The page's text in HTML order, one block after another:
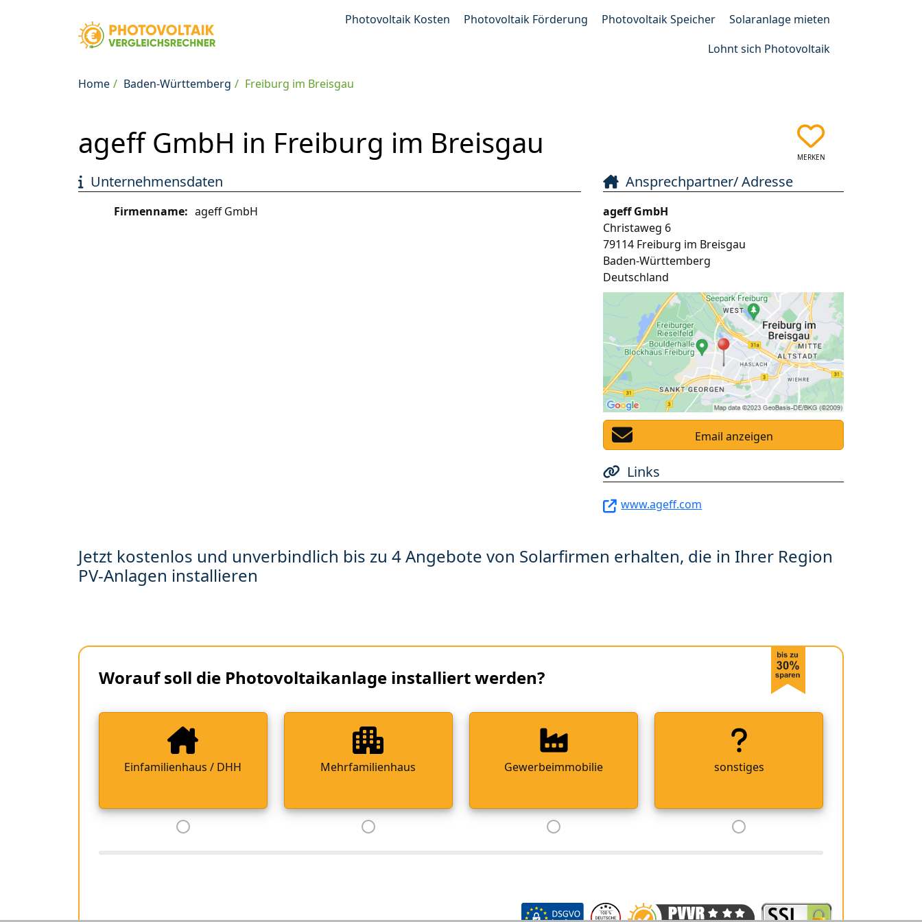
Photovoltaik Kosten Photovoltaik Förderung Photovoltaik Speicher
Solaranlage mieten
Lohnt sich Photovoltaik
Home Baden-Württemberg Freiburg im Breisgau
ageff GmbH in Freiburg im Breisgau MERKEN
Unternehmensdaten
Firmenname: ageff GmbH
Ansprechpartner/ Adresse
ageff GmbH
Christaweg 6
79114 Freiburg im Breisgau
Baden-Württemberg
Deutschland
Email anzeigen
Links
www.ageff.com
Jetzt kostenlos und unverbindlich bis zu 4 Angebote von Solarfirmen erhalten, die in Ihrer Region
PV-Anlagen installieren
Worauf soll die Photovoltaikanlage installiert werden?
Einfamilienhaus / DHH Mehrfamilienhaus Gewerbeimmobilie sonstiges